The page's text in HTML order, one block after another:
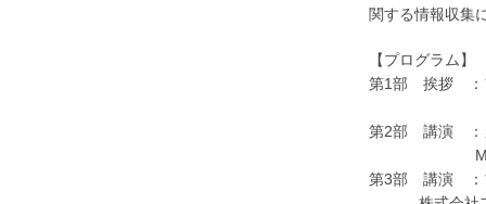
関する情報収集
【プログラム】
第1部 挨拶 ：
第2部 講演 ：
Minister
第3部 講演 ：